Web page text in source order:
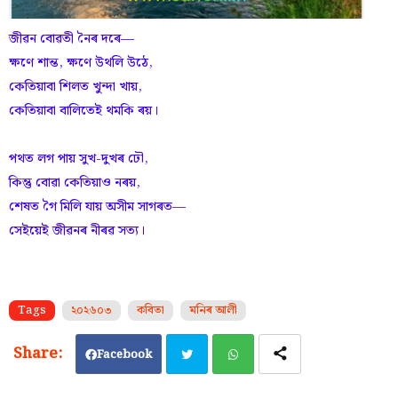
জীৱন বোৱতী নৈৰ দৰে—
ক্ষণে শান্ত, ক্ষণে উথলি উঠে,
কেতিয়াবা শিলত খুন্দা খায়,
কেতিয়াবা বালিতেই থমকি ৰয়।
পথত লগ পায় সুখ-দুখৰ ঢৌ,
কিন্তু বোৱা কেতিয়াও নৰয়,
শেষত গৈ মিলি যায় অসীম সাগৰত—
সেইয়েই জীৱনৰ নীৰৱ সত্য।
Tags ২০২৬০৩ কবিতা মনিৰ আলী
Facebook